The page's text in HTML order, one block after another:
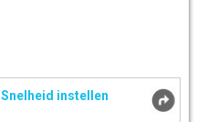
Snelheid instellen